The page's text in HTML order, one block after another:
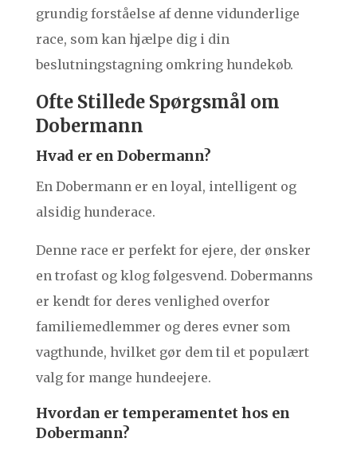
grundig forståelse af denne vidunderlige
race, som kan hjælpe dig i din
beslutningstagning omkring hundekøb.
Ofte Stillede Spørgsmål om
Dobermann
Hvad er en Dobermann?
En Dobermann er en loyal, intelligent og
alsidig hunderace.
Denne race er perfekt for ejere, der ønsker
en trofast og klog følgesvend. Dobermanns
er kendt for deres venlighed overfor
familiemedlemmer og deres evner som
vagthunde, hvilket gør dem til et populært
valg for mange hundeejere.
Hvordan er temperamentet hos en
Dobermann?